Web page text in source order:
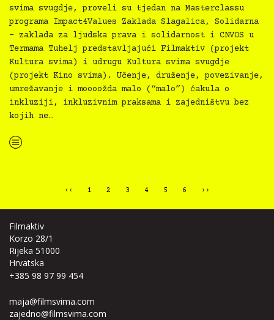
svima svugdje, proveli su tjedan na Masterclassu
programa Impact4Values Zaklada Slagalica, Solidarna
– zaklada za ljudska prava i solidarnost i CNVOS u
Termama Tuhelj predstavljajući Filmaktiv (projekt
Kultura svima) i udrugu Kultura svima svugdje
(projekt Kino svima). Učenje, druženje, povezivanje,
umrežavanje i moooožda malo (“malo”) ćakula o
inkluziji, inkluzivnim praksama i zajedništvu bez
kojih ne…
“Filmaktiv i Kultura svima svugdje na Impact4Values 2.0 Masterclass: EU vrijednosti na djelu”
‹‹ 1 2 3 4 5 6 ››
Filmaktiv
Korzo 28/1
Rijeka 51000
Hrvatska
+385 98 97 99 454
maja@filmsvima.com
zajedno@filmsvima.com